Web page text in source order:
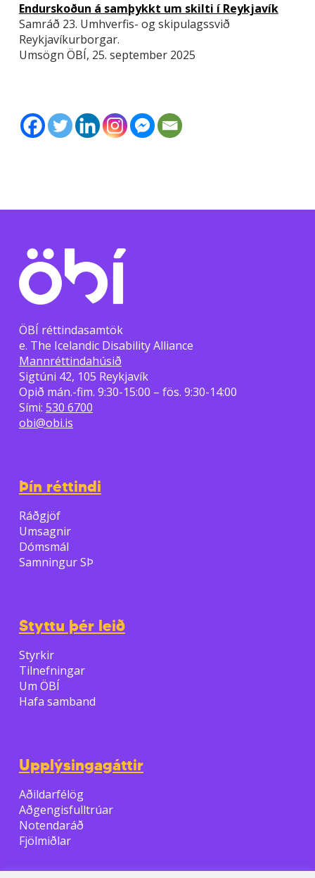
Endurskoðun á samþykkt um skilti í Reykjavík
Samráð 23. Umhverfis- og skipulagssvið
Reykjavíkurborgar.
Umsögn ÖBÍ, 25. september 2025
ÖBÍ réttindasamtök
e. The Icelandic Disability Alliance
Mannréttindahúsið
Sigtúni 42, 105 Reykjavík
Opið mán.-fim. 9:30-15:00 – fös. 9:30-14:00
Sími: 530 6700
obi@obi.is
Þín réttindi
Ráðgjöf
Umsagnir
Dómsmál
Samningur SÞ
Styttu þér leið
Styrkir
Tilnefningar
Um ÖBÍ
Hafa samband
Upplýsingagáttir
Aðildarfélög
Aðgengisfulltrúar
Notendaráð
Fjölmiðlar